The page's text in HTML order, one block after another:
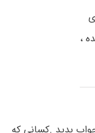
،
بدید .کسانی که